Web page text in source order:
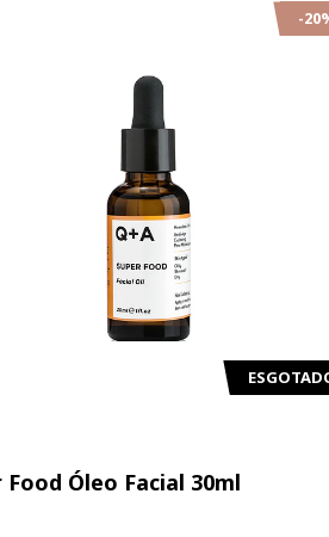
-
Food Óleo Facial 30ml